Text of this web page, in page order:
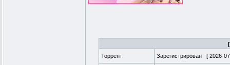
Торрент:
Зарегистрирован [ 2026-